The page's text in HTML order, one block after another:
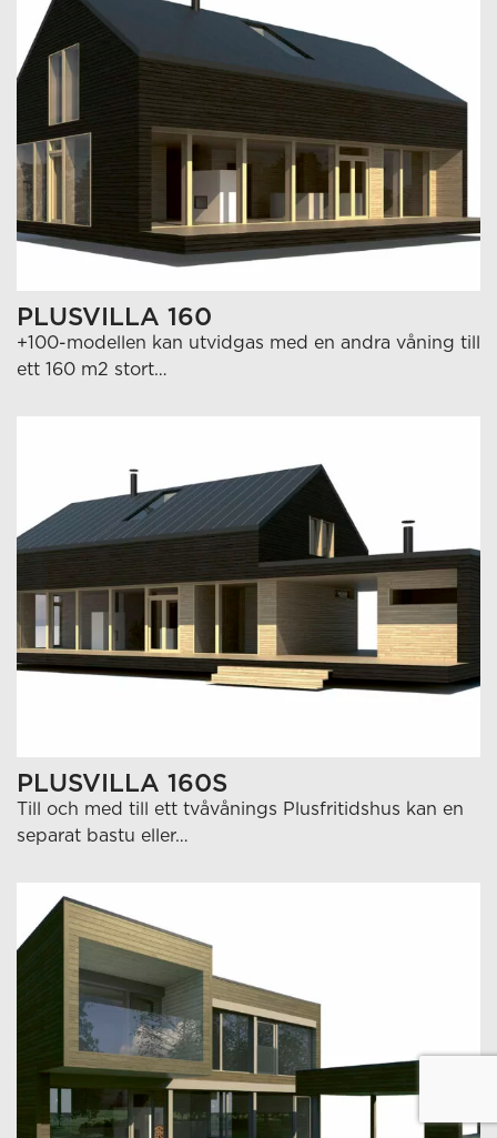
PLUSVILLA 160
+100-modellen kan utvidgas med en andra våning till
ett 160 m2 stort…
PLUSVILLA 160S
Till och med till ett tvåvånings Plusfritidshus kan en
separat bastu eller…